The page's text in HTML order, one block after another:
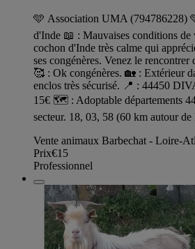
🩵 Association UMA (794786228)
d'Inde 📖 : Mauvaises conditions
cochon d'Inde très calme qui
ses congénères. Venez le rencontrer
🥰 : Ok congénères. 🏡 : Extérieur
enclos très sécurisé. 📍 : 44450
15€ 🗺️ : Adoptable départements
secteur. 18, 03, 58 (60 km autour
Vente animaux Barbechat - Loire-
Prix€15
Professionnel